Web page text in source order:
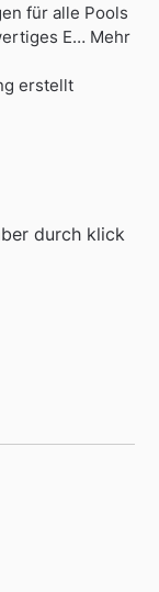
für alle Pools
E… Mehr
erstellt
durch klick